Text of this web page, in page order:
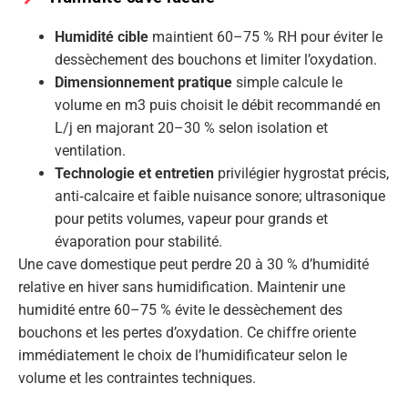
Humidité cible maintient 60–75 % RH pour éviter le
dessèchement des bouchons et limiter l’oxydation.
Dimensionnement pratique simple calcule le
volume en m3 puis choisit le débit recommandé en
L/j en majorant 20–30 % selon isolation et
ventilation.
Technologie et entretien privilégier hygrostat précis,
anti‑calcaire et faible nuisance sonore; ultrasonique
pour petits volumes, vapeur pour grands et
évaporation pour stabilité.
Une cave domestique peut perdre 20 à 30 % d’humidité
relative en hiver sans humidification. Maintenir une
humidité entre 60–75 % évite le dessèchement des
bouchons et les pertes d’oxydation. Ce chiffre oriente
immédiatement le choix de l’humidificateur selon le
volume et les contraintes techniques.